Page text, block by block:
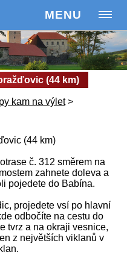
MENU
(44 km)
kam na výlet>
(44 km)
č. 312 směrem na
zahnete doleva a
pojedete do Babína.
projedete vsí po hlavní
odbočíte na cestu do
tvrz a na okraji vesnice,
z největších viklanů v